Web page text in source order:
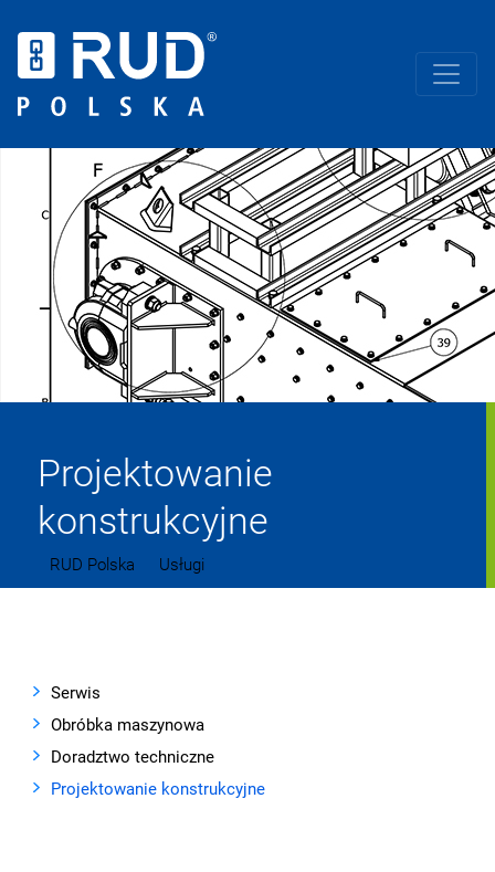
RUD Polska Usługi
Projektowanie
konstrukcyjne
Serwis
Obróbka maszynowa
Doradztwo techniczne
Projektowanie konstrukcyjne